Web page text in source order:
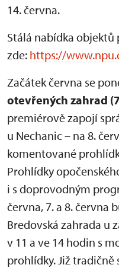
14. června.
Stálá nabídka objektů
zde: https://
Začátek června se
otevřených zahrad
premiérově zapojí
u Nechanic – na 8.
komentované
Prohlídky
i s doprovodným
června, 7. a 8. června
Bredovská zahrada u
v 11 a ve 14 hodin s
prohlídky. Již tradičně